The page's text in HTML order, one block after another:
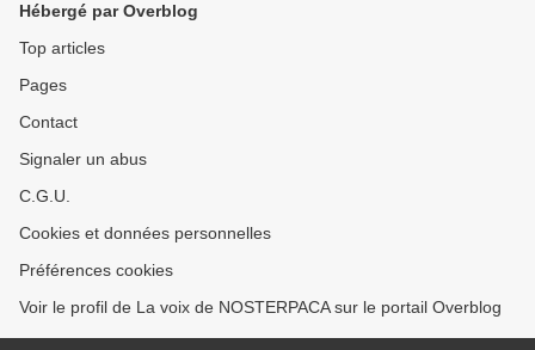
Hébergé par Overblog
Top articles
Pages
Contact
Signaler un abus
C.G.U.
Cookies et données personnelles
Préférences cookies
Voir le profil de La voix de NOSTERPACA sur le portail Overblog